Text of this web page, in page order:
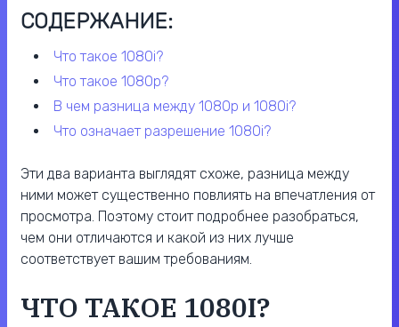
СОДЕРЖАНИЕ:
что такое 1080i?
что такое 1080p?
в чем разница между 1080p и 1080i?
что означает разрешение 1080i?
Эти два варианта выглядят схоже, разница между
ними может существенно повлиять на впечатления от
просмотра. Поэтому стоит подробнее разобраться,
чем они отличаются и какой из них лучше
соответствует вашим требованиям.
ЧТО ТАКОЕ 1080I?